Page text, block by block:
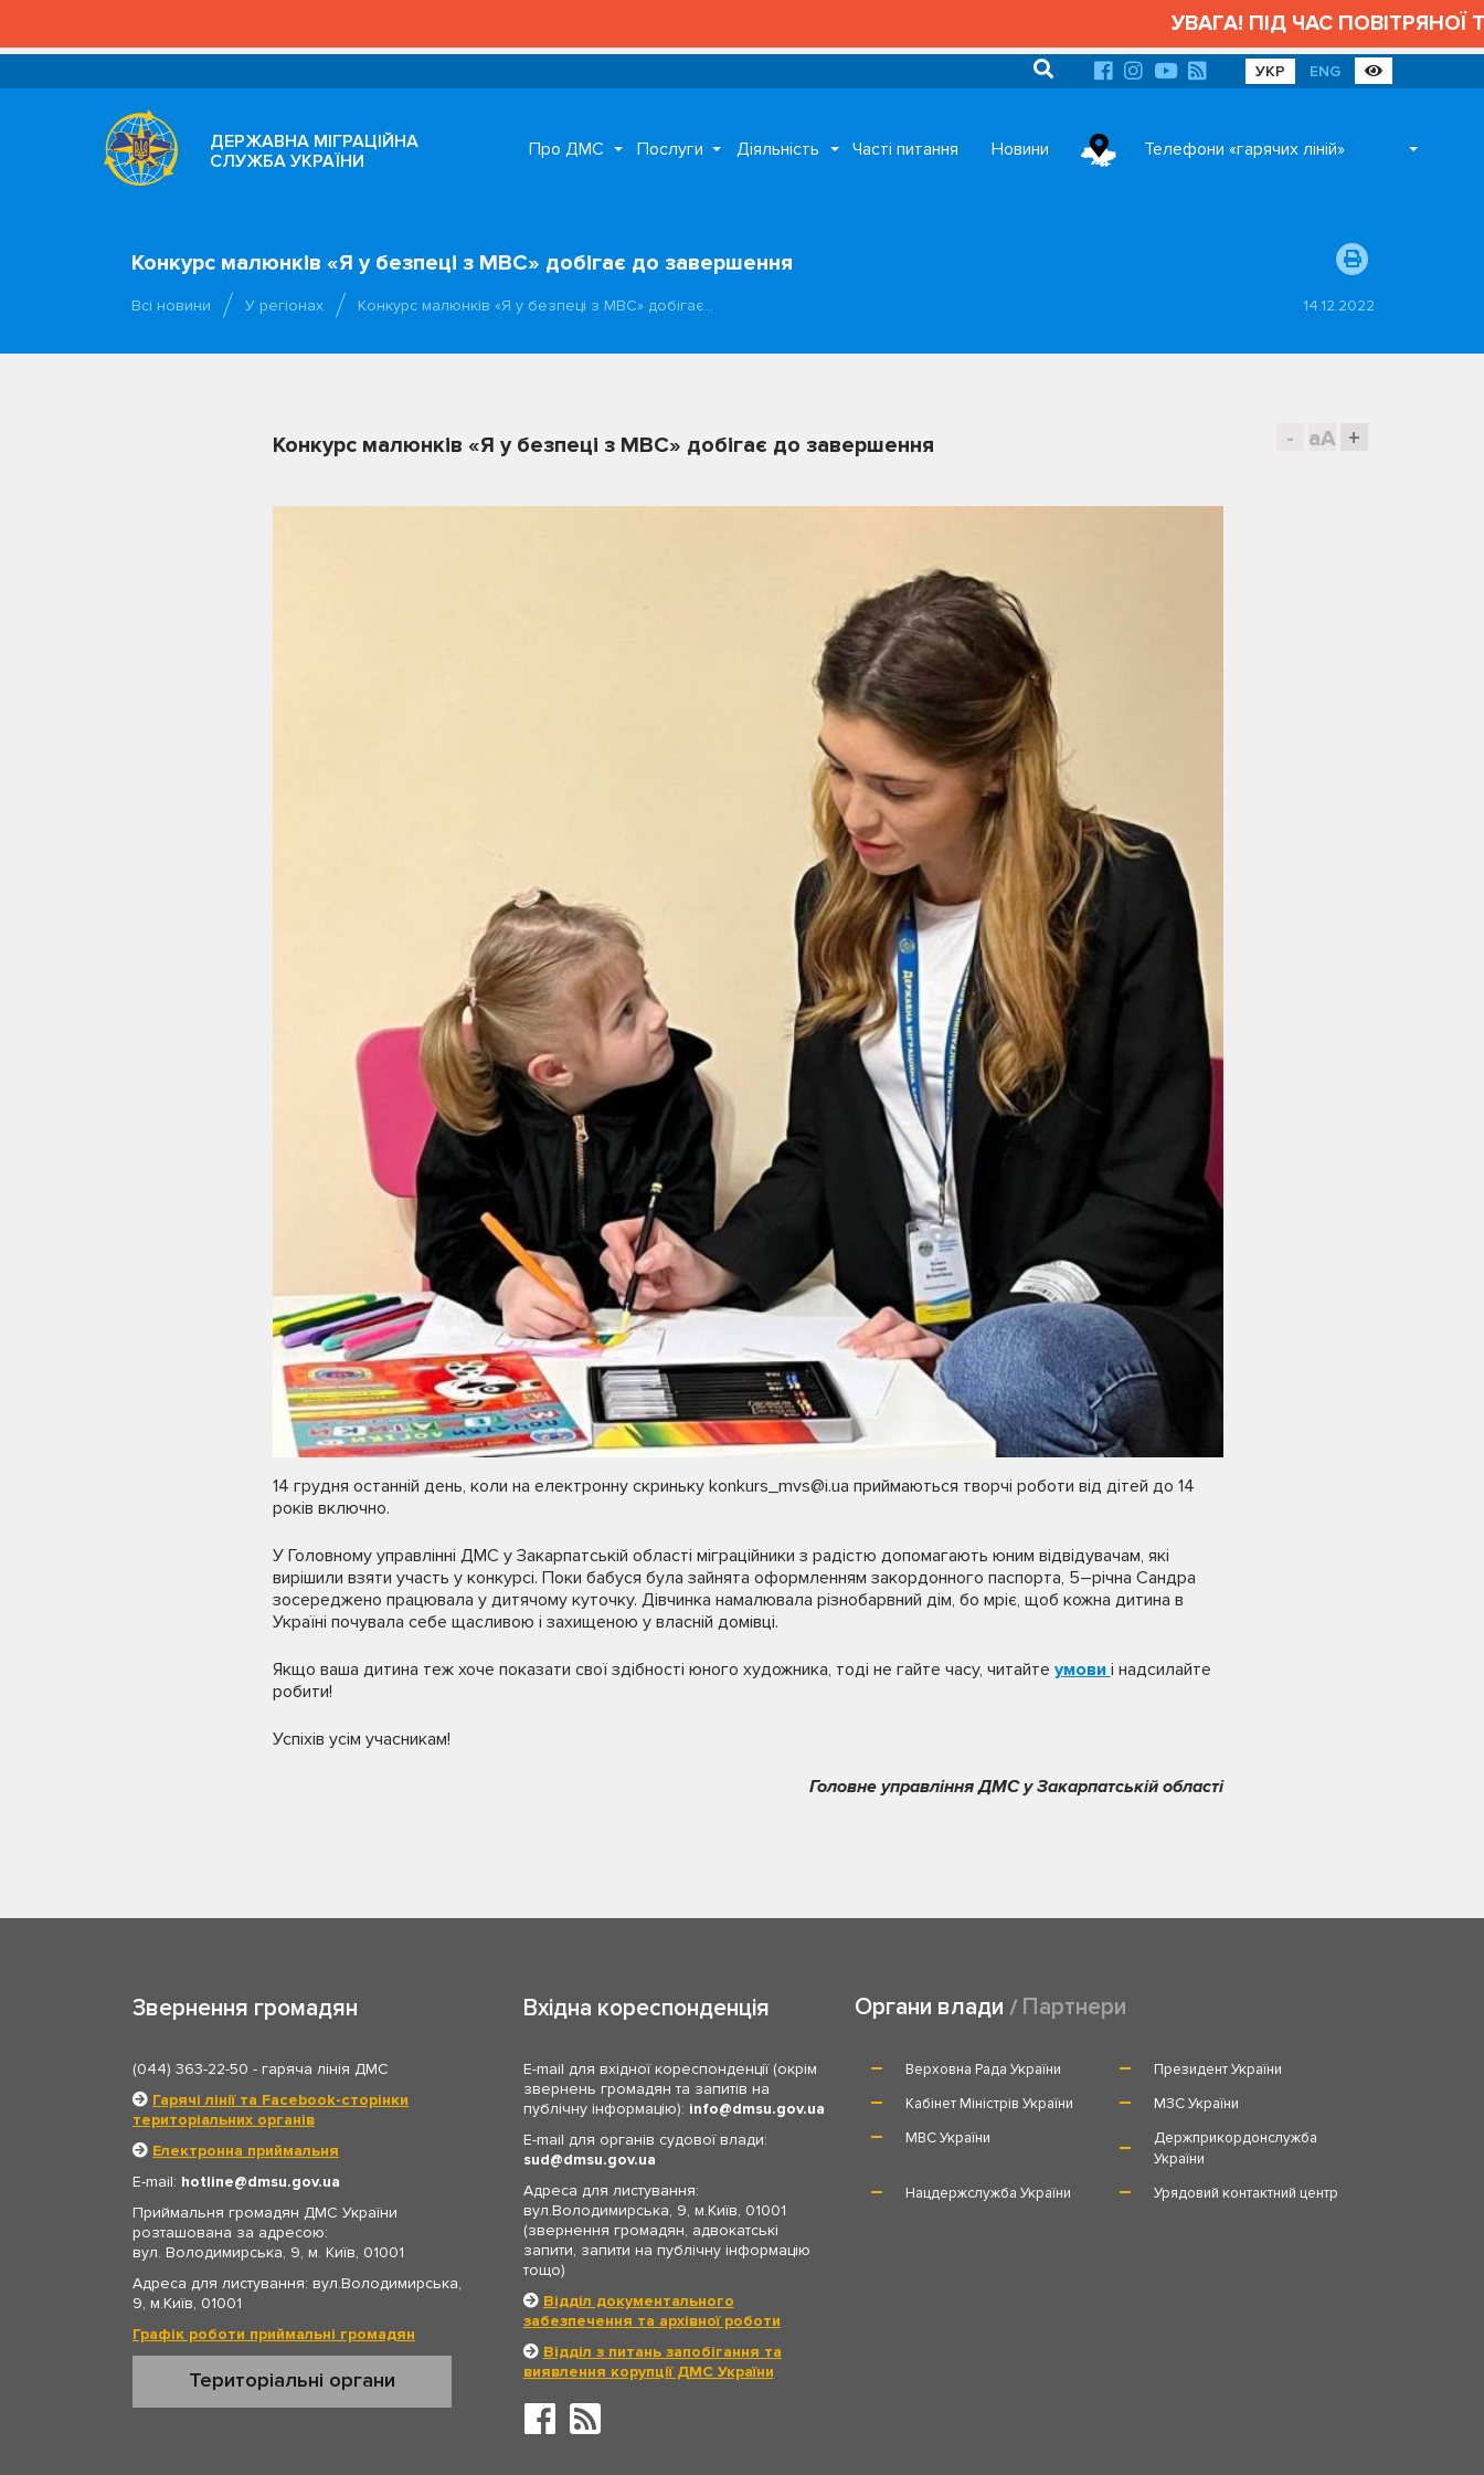
УВАГА! ПІД ЧАС ПОВІТРЯНОЇ
УКР ENG
ДЕРЖАВНА МІГРАЦІЙНА
СЛУЖБА УКРАЇНИ
Про ДМС Послуги Діяльність Часті питання Новини Телефони «гарячих ліній»
Конкурс малюнків «Я у безпеці з МВС» добігає до завершення
Всі новини У регіонах Конкурс малюнків «Я у безпеці з МВС» добігає… 14.12.2022
- aA +
Конкурс малюнків «Я у безпеці з МВС» добігає до завершення
14 грудня останній день, коли на електронну скриньку konkurs_mvs@i.ua приймаються творчі роботи від дітей до 14
років включно.
У Головному управлінні ДМС у Закарпатській області міграційники з радістю допомагають юним відвідувачам, які
вирішили взяти участь у конкурсі. Поки бабуся була зайнята оформленням закордонного паспорта, 5–річна Сандра
зосереджено працювала у дитячому куточку. Дівчинка намалювала різнобарвний дім, бо мріє, щоб кожна дитина в
Україні почувала себе щасливою і захищеною у власній домівці.
Якщо ваша дитина теж хоче показати свої здібності юного художника, тоді не гайте часу, читайте умови і надсилайте
робити!
Успіхів усім учасникам!
Головне управління ДМС у Закарпатській області
Звернення громадян
(044) 363-22-50 - гаряча лінія ДМС
Гарячі лінії та Facebook-сторінки
територіальних органів
Електронна приймальня
E-mail: hotline
dmsu.gov.ua
Приймальня громадян ДМС України
розташована за адресою:
вул. Володимирська, 9, м. Київ, 01001
Адреса для листування: вул.Володимирська,
9, м.Київ, 01001
Графік роботи приймальні громадян
Територіальні органи
Вхідна кореспонденція
E-mail для вхідної кореспонденції (окрім
звернень громадян та запитів на
публічну інформацію): info
dmsu.gov.ua
E-mail для органів судової влади:
sud
dmsu.gov.ua
Адреса для листування:
вул.Володимирська, 9, м.Київ, 01001
(звернення громадян, адвокатські
запити, запити на публічну інформацію
тощо)
Відділ документального
забезпечення та архівної роботи
Відділ з питань запобігання та
виявлення корупції ДМС України
Органи влади Партнери
Верховна Рада України
Президент України
Кабінет Міністрів України
МЗС України
МВС України
Держприкордонслужба
України
Нацдержслужба України
Урядовий контактний центр